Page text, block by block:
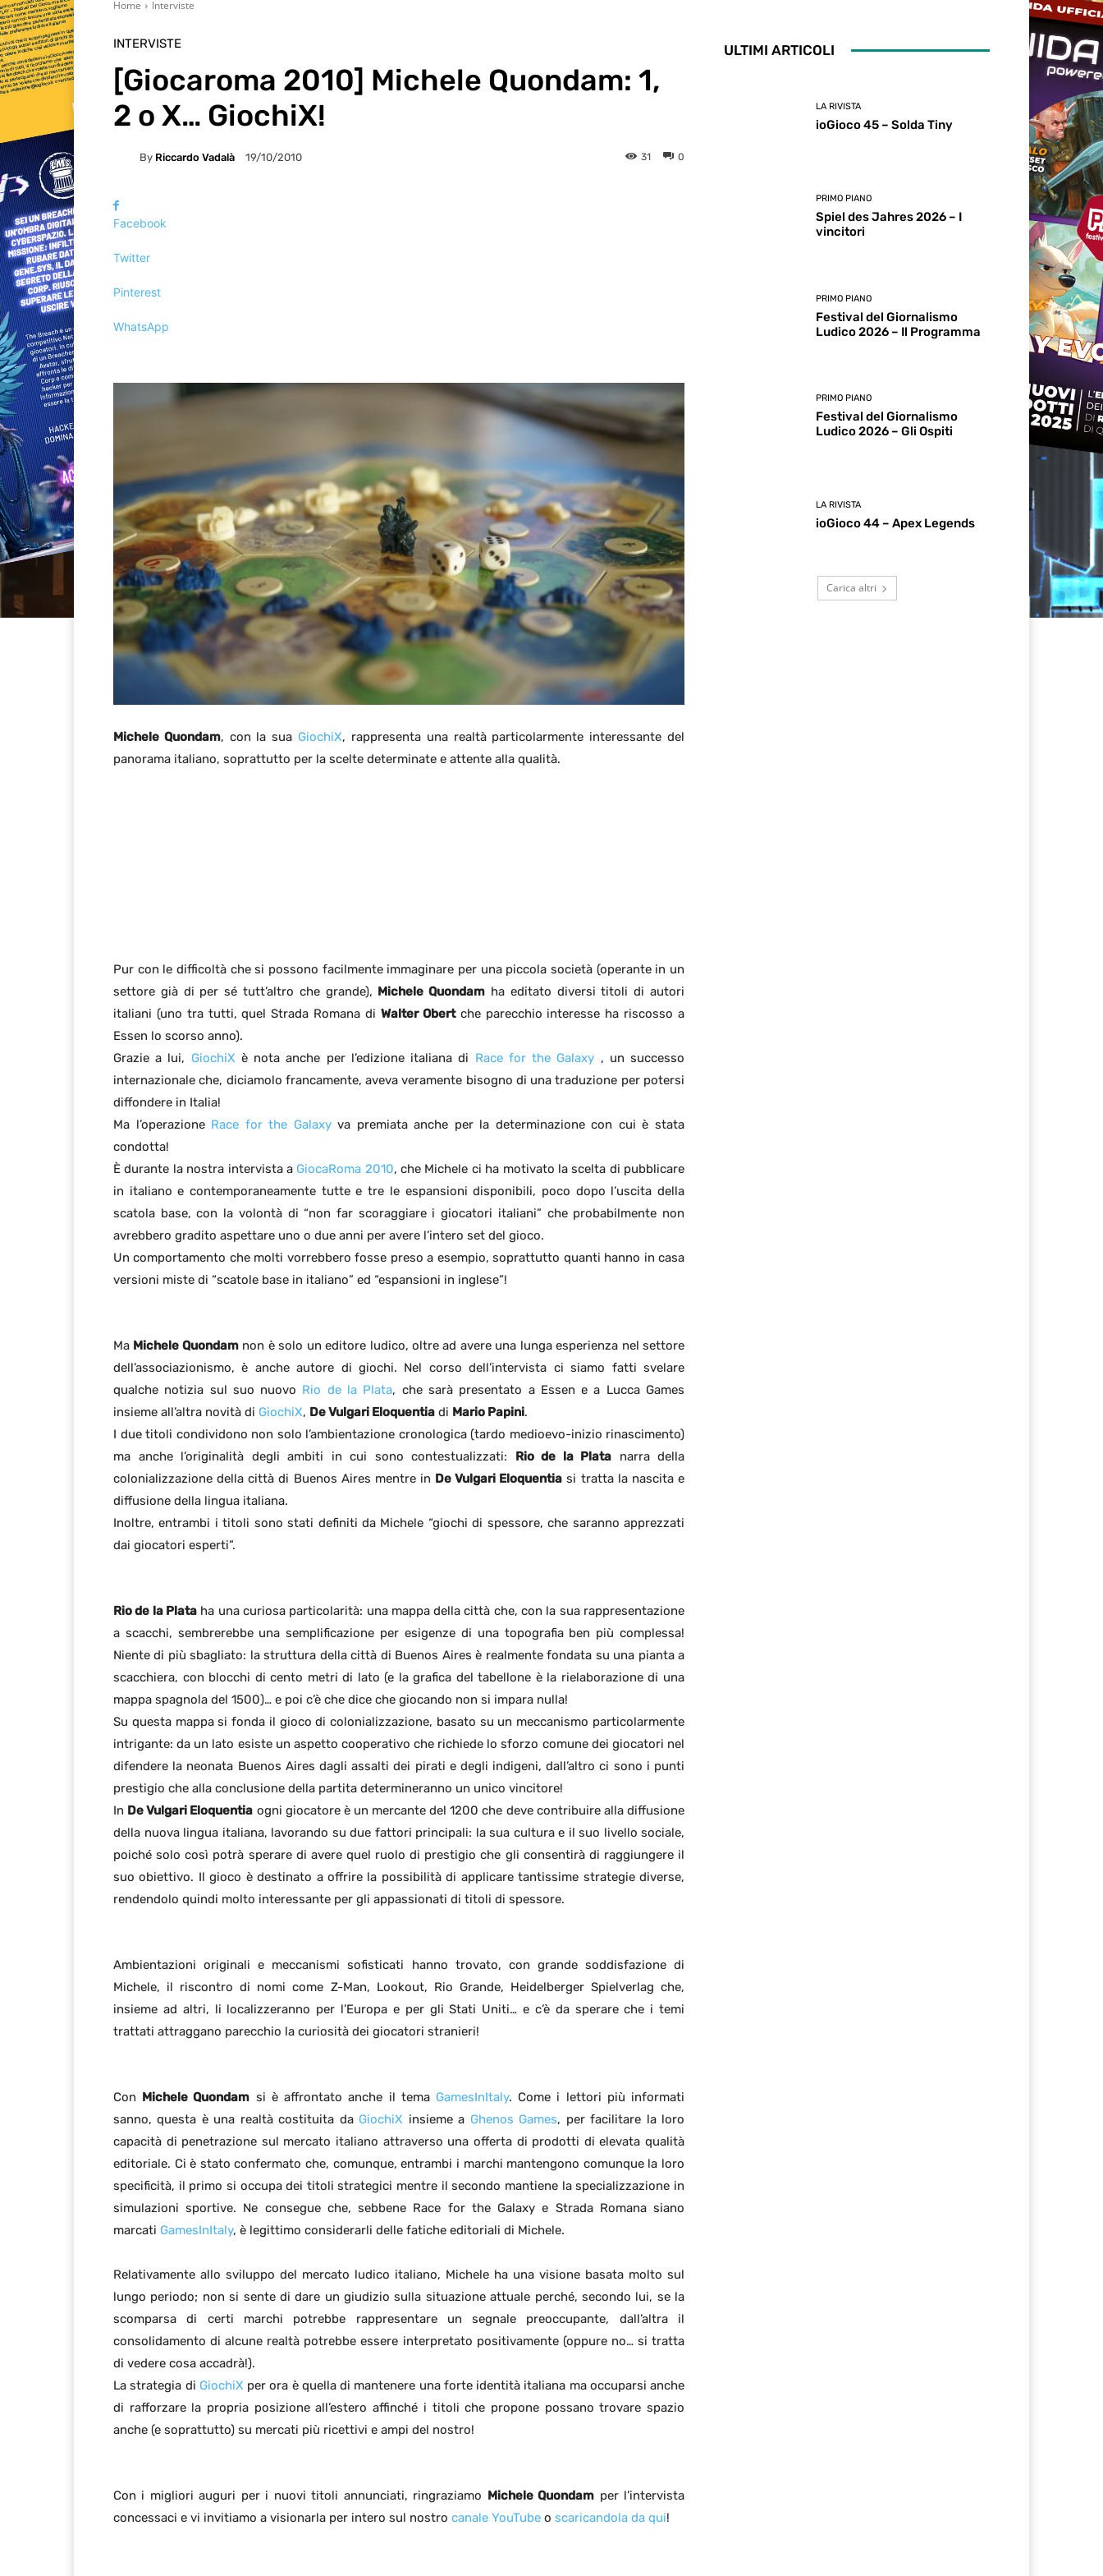
Home Interviste
INTERVISTE
[Giocaroma 2010] Michele Quondam: 1,
2 o X… GiochiX!
By Riccardo Vadalà 19/10/2010 0
31
Facebook
Twitter
Pinterest
WhatsApp
Michele Quondam, con la sua GiochiX, rappresenta una realtà particolarmente interessante del
panorama italiano, soprattutto per la scelte determinate e attente alla qualità.
Pur con le difficoltà che si possono facilmente immaginare per una piccola società (operante in un
settore già di per sé tutt’altro che grande), Michele Quondam ha editato diversi titoli di autori
italiani (uno tra tutti, quel Strada Romana di Walter Obertche parecchio interesse ha riscosso a
Essen lo scorso anno).
Grazie a lui, GiochiX è nota anche per l’edizione italiana di Race for the Galaxy , un successo
internazionale che, diciamolo francamente, aveva veramente bisogno di una traduzione per potersi
diffondere in Italia!
Ma l’operazione Race for the Galaxyva premiata anche per la determinazione con cui è stata
condotta!
È durante la nostra intervista a GiocaRoma 2010, che Michele ci ha motivato la scelta di pubblicare
in italiano e contemporaneamente tutte e tre le espansioni disponibili, poco dopo l’uscita della
scatola base, con la volontà di “non far scoraggiare i giocatori italiani” che probabilmente non
avrebbero gradito aspettare uno o due anni per avere l’intero set del gioco.
Un comportamento che molti vorrebbero fosse preso a esempio, soprattutto quanti hanno in casa
versioni miste di “scatole base in italiano” ed “espansioni in inglese”!
Ma Michele Quondamnon è solo un editore ludico, oltre ad avere una lunga esperienza nel settore
dell’associazionismo, è anche autore di giochi. Nel corso dell’intervista ci siamo fatti svelare
qualche notizia sul suo nuovo Rio de la Plata, che sarà presentato a Essen e a Lucca Games
insieme all’altra novità di GiochiX, De Vulgari Eloquentia di Mario Papini.
I due titoli condividono non solo l’ambientazione cronologica (tardo medioevo-inizio rinascimento)
ma anche l’originalità degli ambiti in cui sono contestualizzati: Rio de la Plata narra della
colonializzazione della città di Buenos Aires mentre in De Vulgari Eloquentia si tratta la nascita e
diffusione della lingua italiana.
Inoltre, entrambi i titoli sono stati definiti da Michele “giochi di spessore, che saranno apprezzati
dai giocatori esperti”.
Rio de la Plataha una curiosa particolarità: una mappa della città che, con la sua rappresentazione
a scacchi, sembrerebbe una semplificazione per esigenze di una topografia ben più complessa!
Niente di più sbagliato: la struttura della città di Buenos Aires è realmente fondata su una pianta a
scacchiera, con blocchi di cento metri di lato (e la grafica del tabellone è la rielaborazione di una
mappa spagnola del 1500)… e poi c’è che dice che giocando non si impara nulla!
Su questa mappa si fonda il gioco di colonializzazione, basato su un meccanismo particolarmente
intrigante: da un lato esiste un aspetto cooperativo che richiede lo sforzo comune dei giocatori nel
difendere la neonata Buenos Aires dagli assalti dei pirati e degli indigeni, dall’altro ci sono i punti
prestigio che alla conclusione della partita determineranno un unico vincitore!
In De Vulgari Eloquentia ogni giocatore è un mercante del 1200 che deve contribuire alla diffusione
della nuova lingua italiana, lavorando su due fattori principali: la sua cultura e il suo livello sociale,
poiché solo così potrà sperare di avere quel ruolo di prestigio che gli consentirà di raggiungere il
suo obiettivo. Il gioco è destinato a offrire la possibilità di applicare tantissime strategie diverse,
rendendolo quindi molto interessante per gli appassionati di titoli di spessore.
Ambientazioni originali e meccanismi sofisticati hanno trovato, con grande soddisfazione di
Michele, il riscontro di nomi come Z-Man, Lookout, Rio Grande, Heidelberger Spielverlag che,
insieme ad altri, li localizzeranno per l’Europa e per gli Stati Uniti… e c’è da sperare che i temi
trattati attraggano parecchio la curiosità dei giocatori stranieri!
Con Michele Quondam si è affrontato anche il tema GamesInItaly. Come i lettori più informati
sanno, questa è una realtà costituita da GiochiX insieme a Ghenos Games, per facilitare la loro
capacità di penetrazione sul mercato italiano attraverso una offerta di prodotti di elevata qualità
editoriale. Ci è stato confermato che, comunque, entrambi i marchi mantengono comunque la loro
specificità, il primo si occupa dei titoli strategici mentre il secondo mantiene la specializzazione in
simulazioni sportive. Ne consegue che, sebbene Race for the Galaxy e Strada Romana siano
marcati GamesInItaly, è legittimo considerarli delle fatiche editoriali di Michele.
Relativamente allo sviluppo del mercato ludico italiano, Michele ha una visione basata molto sul
lungo periodo; non si sente di dare un giudizio sulla situazione attuale perché, secondo lui, se la
scomparsa di certi marchi potrebbe rappresentare un segnale preoccupante, dall’altra il
consolidamento di alcune realtà potrebbe essere interpretato positivamente (oppure no… si tratta
di vedere cosa accadrà!).
La strategia di GiochiX per ora è quella di mantenere una forte identità italiana ma occuparsi anche
di rafforzare la propria posizione all’estero affinché i titoli che propone possano trovare spazio
anche (e soprattutto) su mercati più ricettivi e ampi del nostro!
Con i migliori auguri per i nuovi titoli annunciati, ringraziamo Michele Quondam per l’intervista
concessaci e vi invitiamo a visionarla per intero sul nostro canale YouTube o scaricandola da qui!
ULTIMI ARTICOLI
LA RIVISTA
ioGioco 45 – Solda Tiny
PRIMO PIANO
Spiel des Jahres 2026 – I
vincitori
PRIMO PIANO
Festival del Giornalismo
Ludico 2026 – Il Programma
PRIMO PIANO
Festival del Giornalismo
Ludico 2026 – Gli Ospiti
LA RIVISTA
ioGioco 44 – Apex Legends
Carica altri